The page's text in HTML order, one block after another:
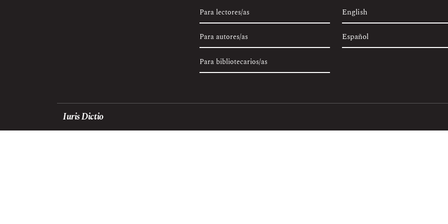
Para lectores/as
Para autores/as
Para bibliotecarios/as
English
Español
Iuris Dictio